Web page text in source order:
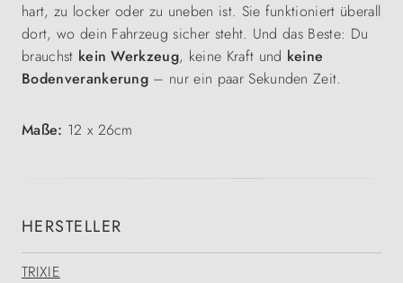
hart, zu locker oder zu uneben ist. Sie funktioniert überall
dort, wo dein Fahrzeug sicher steht. Und das Beste: Du
brauchst kein Werkzeug, keine Kraft und keine
Bodenverankerung – nur ein paar Sekunden Zeit.
Maße: 12 x 26cm
HERSTELLER
TRIXIE